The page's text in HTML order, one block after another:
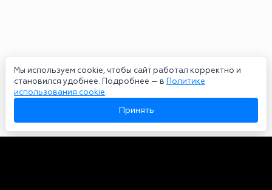
Мы используем cookie, чтобы сайт работал корректно и
становился удобнее. Подробнее — в Политике
использования cookie.
Принять